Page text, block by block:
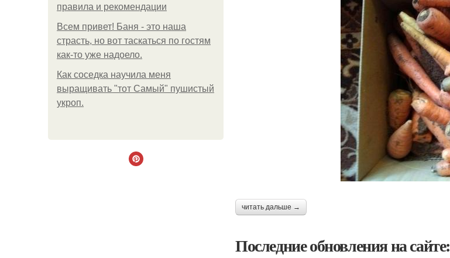
правила и рекомендации
Всем привет! Баня - это наша
страсть, но вот таскаться по гостям
как-то уже надоело.
Как соседка научила меня
выращивать "тот Самый" пушистый
укроп.
читать дальше →
Последние обновления на сайте: